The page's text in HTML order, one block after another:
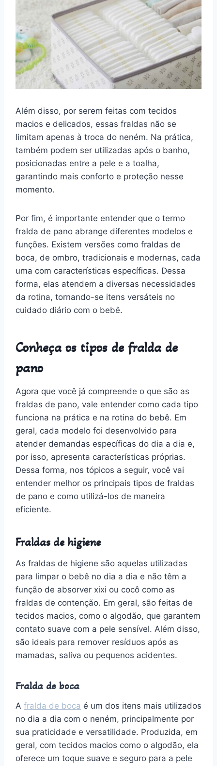
Além disso, por serem feitas com tecidos
macios e delicados, essas fraldas não se
limitam apenas à troca do neném. Na prática,
também podem ser utilizadas após o banho,
posicionadas entre a pele e a toalha,
garantindo mais conforto e proteção nesse
momento.
Por fim, é importante entender que o termo
fralda de pano abrange diferentes modelos e
funções. Existem versões como fraldas de
boca, de ombro, tradicionais e modernas, cada
uma com características específicas. Dessa
forma, elas atendem a diversas necessidades
da rotina, tornando-se itens versáteis no
cuidado diário com o bebê.
Conheça os tipos de fralda de
pano
Agora que você já compreende o que são as
fraldas de pano, vale entender como cada tipo
funciona na prática e na rotina do bebê. Em
geral, cada modelo foi desenvolvido para
atender demandas específicas do dia a dia e,
por isso, apresenta características próprias.
Dessa forma, nos tópicos a seguir, você vai
entender melhor os principais tipos de fraldas
de pano e como utilizá-los de maneira
eficiente.
Fraldas de higiene
As fraldas de higiene são aquelas utilizadas
para limpar o bebê no dia a dia e não têm a
função de absorver xixi ou cocô como as
fraldas de contenção. Em geral, são feitas de
tecidos macios, como o algodão, que garantem
contato suave com a pele sensível. Além disso,
são ideais para remover resíduos após as
mamadas, saliva ou pequenos acidentes.
Fralda de boca
A fralda de boca é um dos itens mais utilizados
no dia a dia com o neném, principalmente por
sua praticidade e versatilidade. Produzida, em
geral, com tecidos macios como o algodão, ela
oferece um toque suave e seguro para a pele